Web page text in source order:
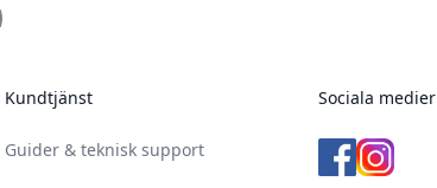
Kundtjänst
Guider & teknisk support
Sociala medier